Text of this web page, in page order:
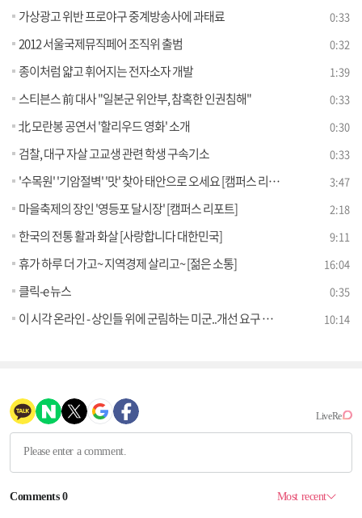
가상광고 위반 프로야구 중계방송사에 과태료 0:33
2012 서울국제뮤직페어 조직위 출범 0:32
종이처럼 얇고 휘어지는 전자소자 개발 1:39
스티븐스 前 대사 "일본군 위안부, 참혹한 인권침해" 0:33
北 모란봉 공연서 '할리우드 영화' 소개 0:30
검찰, 대구 자살 고교생 관련 학생 구속기소 0:33
'수목원' '기암절벽' '맛' 찾아 태안으로 오세요 [캠퍼스 리포트] 3:47
마을축제의 장인 '영등포 달시장' [캠퍼스 리포트] 2:18
한국의 전통 활과 화살 [사랑합니다 대한민국] 9:11
휴가 하루 더 가고~ 지역경제 살리고~ [젊은 소통] 16:04
클릭-e 뉴스 0:35
이 시각 온라인 - 상인들 위에 군림하는 미군..개선 요구 묵살 [젊은 소통] 10:14